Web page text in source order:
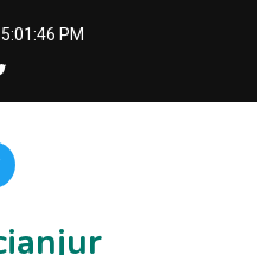
5:01:47 PM